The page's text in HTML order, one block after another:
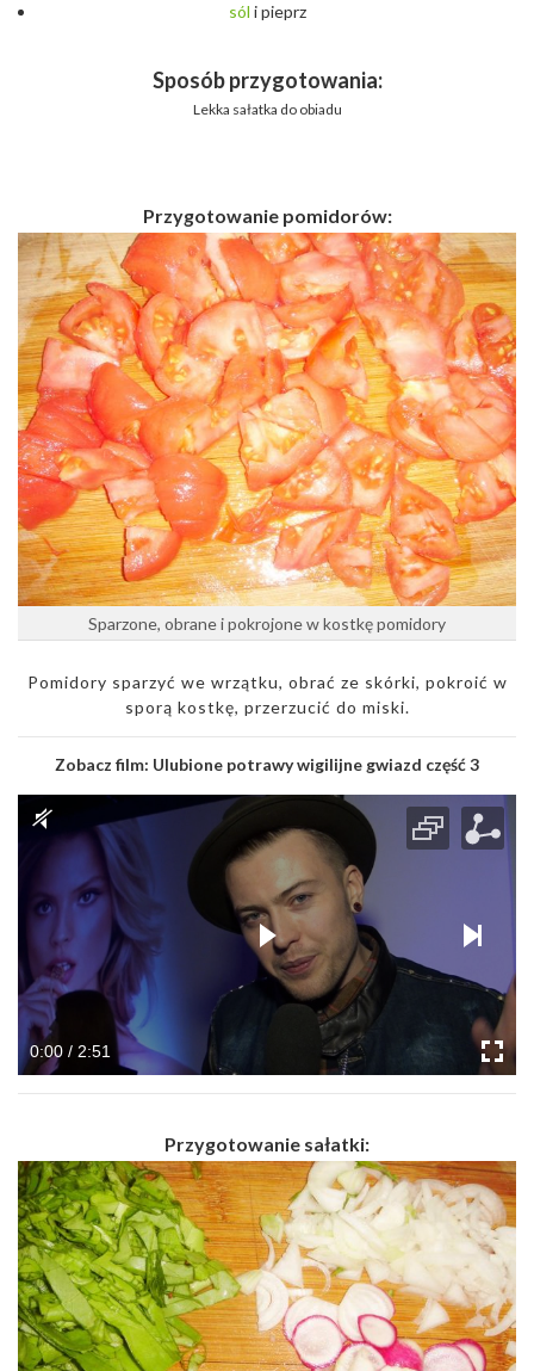
sól i pieprz
Sposób przygotowania:
Lekka sałatka do obiadu
Przygotowanie pomidorów:
Sparzone, obrane i pokrojone w kostkę pomidory
Pomidory sparzyć we wrzątku, obrać ze skórki, pokroić w
sporą kostkę, przerzucić do miski.
Zobacz film: Ulubione potrawy wigilijne gwiazd część 3
0:00 / 2:51
Przygotowanie sałatki: